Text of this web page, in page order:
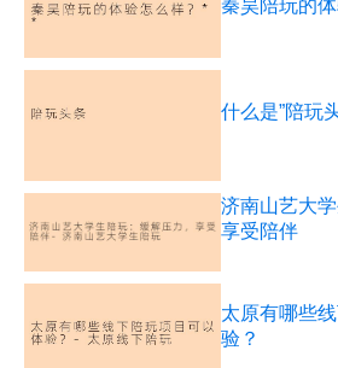
秦昊陪玩的
什么是”陪玩
济南山艺大
享受陪伴
太原有哪些
验？